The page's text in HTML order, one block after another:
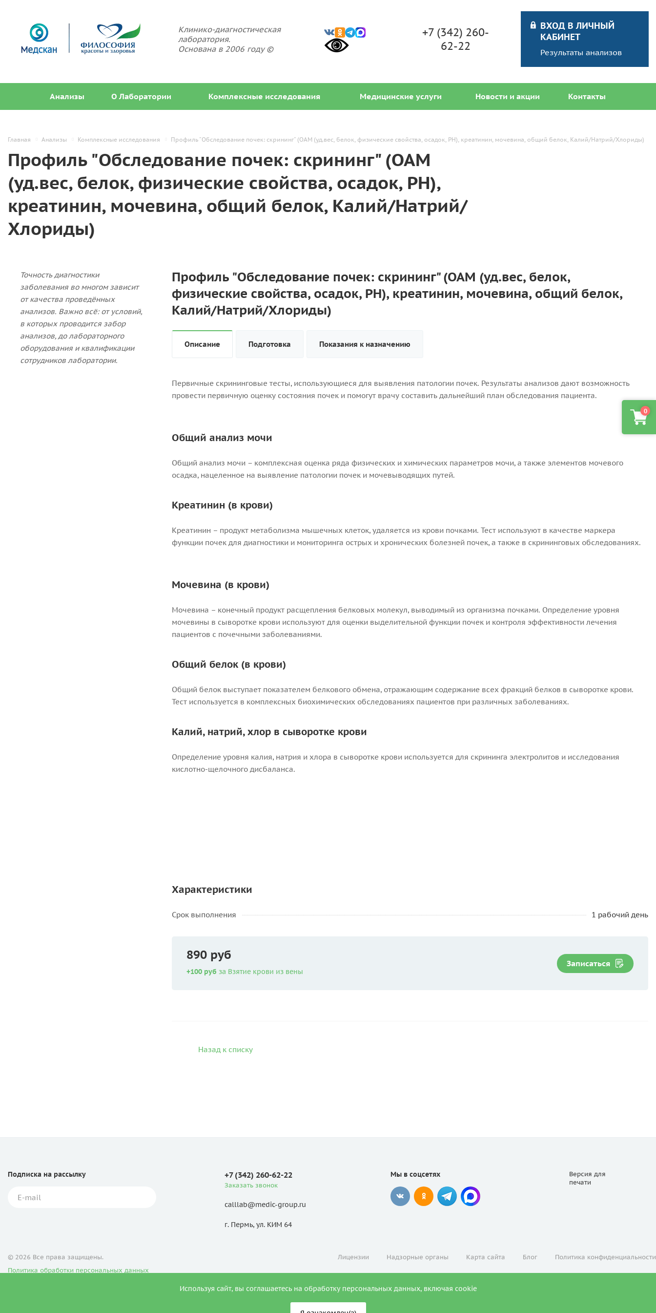
Используя сайт, вы соглашаетесь на обработку персональных данных, включая cookie
Клинико-диагностическая
лаборатория.
Основана в 2006 году ©
+7 (342) 260-
62-22
ВХОД В ЛИЧНЫЙ
КАБИНЕТ
Результаты анализов
Анализы О Лаборатории Комплексные исследования Медицинские услуги Новости и акции Контакты
0
Главная Анализы Комплексные исследования Профиль "Обследование почек: скрининг" (ОАМ (уд.вес, белок, физические свойства, осадок, PH), креатинин, мочевина, общий белок, Калий/Натрий/Хлориды)
Профиль "Обследование почек: скрининг" (ОАМ
(уд.вес, белок, физические свойства, осадок, PH),
креатинин, мочевина, общий белок, Калий/Натрий/
Хлориды)
Точность диагностики
заболевания во многом зависит
от качества проведённых
анализов. Важно всё: от условий,
в которых проводится забор
анализов, до лабораторного
оборудования и квалификации
сотрудников лаборатории.
Профиль "Обследование почек: скрининг" (ОАМ (уд.вес, белок,
физические свойства, осадок, PH), креатинин, мочевина, общий белок,
Калий/Натрий/Хлориды)
Описание Подготовка Показания к назначению
Первичные скрининговые тесты, использующиеся для выявления патологии почек. Результаты анализов дают возможность
провести первичную оценку состояния почек и помогут врачу составить дальнейший план обследования пациента.
Общий анализ мочи
Общий анализ мочи – комплексная оценка ряда физических и химических параметров мочи, а также элементов мочевого
осадка, нацеленное на выявление патологии почек и мочевыводящих путей.
Креатинин (в крови)
Креатинин – продукт метаболизма мышечных клеток, удаляется из крови почками. Тест используют в качестве маркера
функции почек для диагностики и мониторинга острых и хронических болезней почек, а также в скрининговых обследованиях.
Мочевина (в крови)
Мочевина – конечный продукт расщепления белковых молекул, выводимый из организма почками. Определение уровня
мочевины в сыворотке крови используют для оценки выделительной функции почек и контроля эффективности лечения
пациентов с почечными заболеваниями.
Общий белок (в крови)
Общий белок выступает показателем белкового обмена, отражающим содержание всех фракций белков в сыворотке крови.
Тест используется в комплексных биохимических обследованиях пациентов при различных заболеваниях.
Калий, натрий, хлор в сыворотке крови
Определение уровня калия, натрия и хлора в сыворотке крови используется для скрининга электролитов и исследования
кислотно-щелочного дисбаланса.
Характеристики
Срок выполнения 1 рабочий день
890 руб
+100 руб за Взятие крови из вены
Записаться
Назад к списку
Подписка на рассылку +7 (342) 260-62-22
Заказать звонок
calllab@medic-group.ru
г. Пермь, ул. КИМ 64
Мы в соцсетях
Версия для
печати
© 2026 Все права защищены.
Политика обработки персональных данных
Лицензии Надзорные органы Карта сайта Блог Политика конфиденциальности